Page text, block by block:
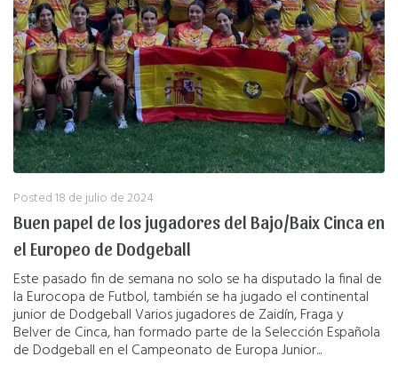
Posted18 de julio de 2024
Buen papel de los jugadores del Bajo/Baix Cinca en
el Europeo de Dodgeball
Este pasado fin de semana no solo se ha disputado la final de
la Eurocopa de Futbol, también se ha jugado el continental
junior de Dodgeball Varios jugadores de Zaidín, Fraga y
Belver de Cinca, han formado parte de la Selección Española
de Dodgeball en el Campeonato de Europa Junior...